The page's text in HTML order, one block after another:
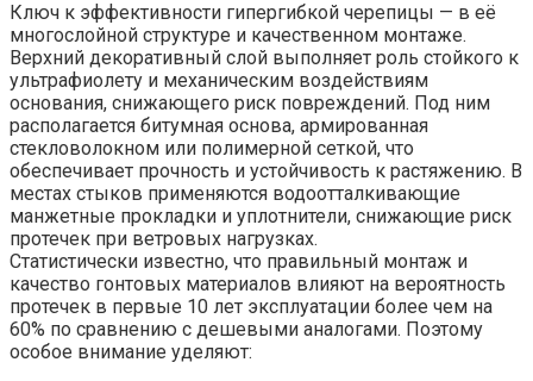
Ключ к эффективности гипергибкой черепицы — в её
многослойной структуре и качественном монтаже.
Верхний декоративный слой выполняет роль стойкого к
ультрафиолету и механическим воздействиям
основания, снижающего риск повреждений. Под ним
располагается битумная основа, армированная
стекловолокном или полимерной сеткой, что
обеспечивает прочность и устойчивость к растяжению. В
местах стыков применяются водоотталкивающие
манжетные прокладки и уплотнители, снижающие риск
протечек при ветровых нагрузках.
Статистически известно, что правильный монтаж и
качество гонтовых материалов влияют на вероятность
протечек в первые 10 лет эксплуатации более чем на
60% по сравнению с дешевыми аналогами. Поэтому
особое внимание уделяют: